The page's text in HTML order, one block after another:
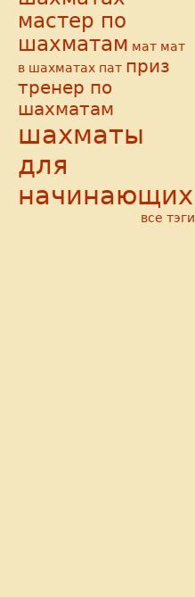
мастер по
шахматам мат мат
в шахматах пат приз
тренер по
шахматам
шахматы
для
начинающих
все тэги